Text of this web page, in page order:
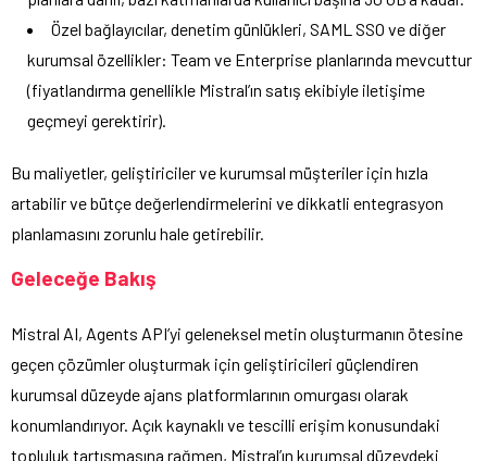
Özel bağlayıcılar, denetim günlükleri, SAML SSO ve diğer
kurumsal özellikler: Team ve Enterprise planlarında mevcuttur
(fiyatlandırma genellikle Mistral’ın satış ekibiyle iletişime
geçmeyi gerektirir).
Bu maliyetler, geliştiriciler ve kurumsal müşteriler için hızla
artabilir ve bütçe değerlendirmelerini ve dikkatli entegrasyon
planlamasını zorunlu hale getirebilir.
Geleceğe Bakış
Mistral AI, Agents API’yi geleneksel metin oluşturmanın ötesine
geçen çözümler oluşturmak için geliştiricileri güçlendiren
kurumsal düzeyde ajans platformlarının omurgası olarak
konumlandırıyor. Açık kaynaklı ve tescilli erişim konusundaki
topluluk tartışmasına rağmen, Mistral’ın kurumsal düzeydeki